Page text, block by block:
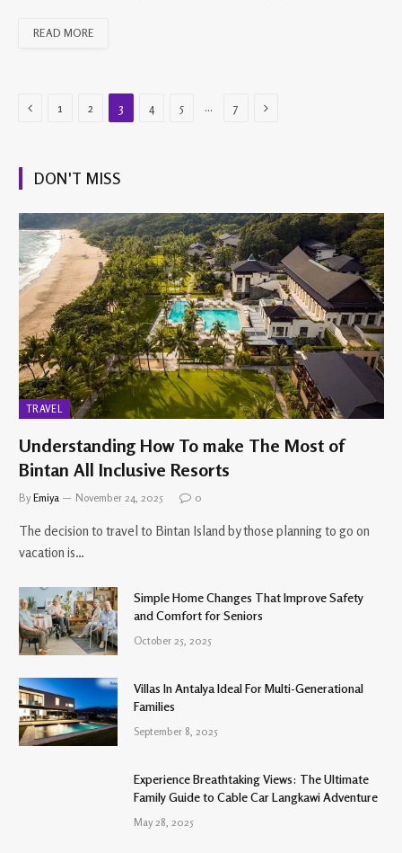
READ MORE
Previous
1 2 3 4 5 … 7 Next
DON'T MISS
TRAVEL
Understanding How To make The Most of
Bintan All Inclusive Resorts
By Emiya November 24, 2025 0
The decision to travel to Bintan Island by those planning to go on
vacation is…
Simple Home Changes That Improve Safety
and Comfort for Seniors
October 25, 2025
Villas In Antalya Ideal For Multi-Generational
Families
September 8, 2025
Experience Breathtaking Views: The Ultimate
Family Guide to Cable Car Langkawi Adventure
May 28, 2025